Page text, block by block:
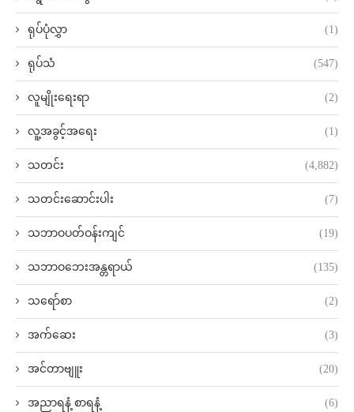
ရုပ်ပုံလွှာ (1)
ရုပ်သံ (547)
လူမျိုးရေးရာ (2)
လူ့အခွင့်အရေး (1)
သတင်း (4,882)
သတင်းဆောင်းပါး (7)
သဘာဝပတ်ဝန်းကျင် (19)
သဘာဝဘေးအန္တရာယ် (135)
သရော်စာ (2)
အက်ဆေး (3)
အင်တာဗျူး (20)
အညာရနံ့ စာရနံ့ (6)